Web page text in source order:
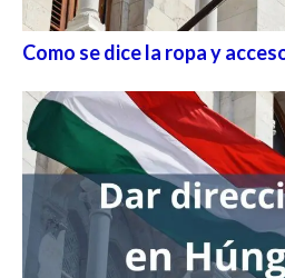
Como se dice la ropa y